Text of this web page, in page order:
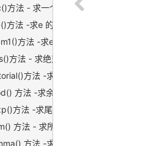
法 - 求一个数的互补误差函数
法 -求e 的 x 次幂
方法 -求e 的 x 次幂（次方）减 1
方法 - 求绝对值
方法 -求阶乘
方法 -求余数
方法 -求尾数和指数
方法 - 求所有元素的总和
方法 -求伽马函数值